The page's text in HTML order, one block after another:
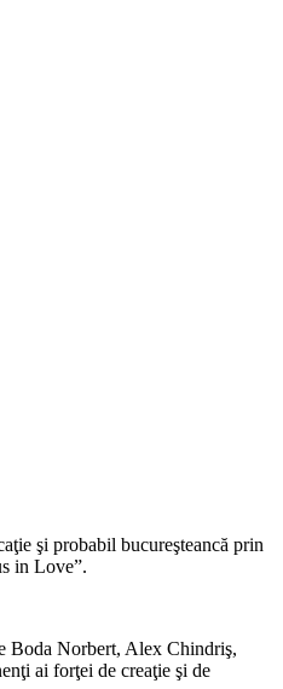
şi probabil bucureşteancă prin
in Love”.
Boda Norbert, Alex Chindriş,
ai forţei de creaţie şi de